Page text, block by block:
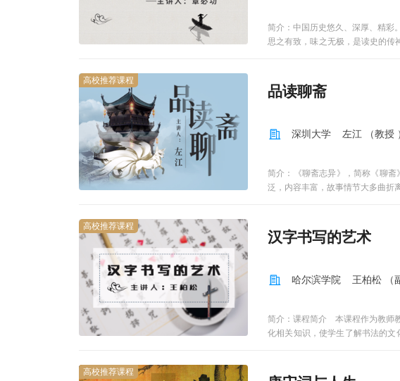
习方式的需要，即：全MOOC教
部在线完成。每周开放一个单元
课程的专业性和学分要求，我们在
的感觉和知觉第6周：单元6 消费
做作业按“零”分计算；（3）讨论
均分；（6）考试权重：30%，所
简介：中国历史悠久、深厚、精彩
思之有致，味之无极，是读史的传
高校推荐课程
品读聊斋
深圳大学 左江 （教授
简介：《聊斋志异》，简称《聊
泛，内容丰富，故事情节大多曲折
高校推荐课程
汉字书写的艺术
哈尔滨学院 王柏松 （
简介：课程简介 本课程作为教师
化相关知识，使学生了解书法的文
书法艺术的欣赏和创作能力，弘扬
高校推荐课程